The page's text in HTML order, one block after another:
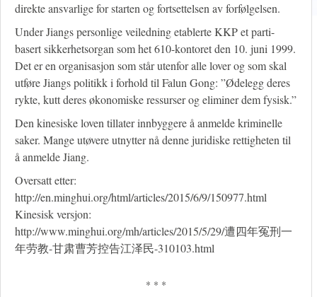
direkte ansvarlige for starten og fortsettelsen av forfølgelsen.
Under Jiangs personlige veiledning etablerte KKP et parti-
basert sikkerhetsorgan som het 610-kontoret den 10. juni 1999.
Det er en organisasjon som står utenfor alle lover og som skal
utføre Jiangs politikk i forhold til Falun Gong: ”Ødelegg deres
rykte, kutt deres økonomiske ressurser og eliminer dem fysisk.”
Den kinesiske loven tillater innbyggere å anmelde kriminelle
saker. Mange utøvere utnytter nå denne juridiske rettigheten til
å anmelde Jiang.
Oversatt etter:
http://en.minghui.org/html/articles/2015/6/9/150977.html
Kinesisk versjon:
http://www.minghui.org/mh/articles/2015/5/29/遭四年冤刑一
年劳教-甘肃曹芳控告江泽民-310103.html
* * *